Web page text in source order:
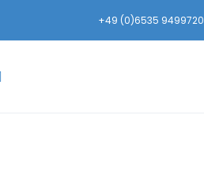
+49 (0)6535 9499720